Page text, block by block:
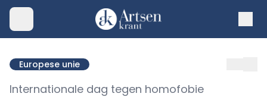
Europese unie
Internationale dag tegen homofobie